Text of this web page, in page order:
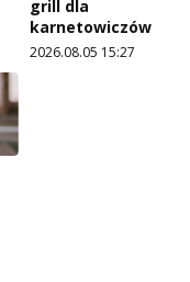
grill dla
karnetowiczów
2026.08.05 15:27